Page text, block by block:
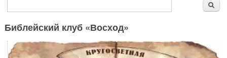
Библейский клуб «Восход»